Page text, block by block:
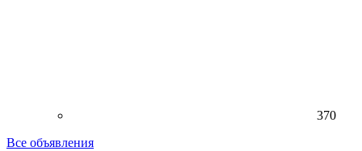
370
Все объявления